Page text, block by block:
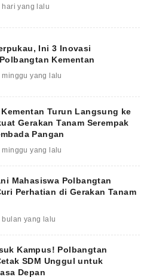
hari yang lalu
Ini 3 Inovasi
Kementan
minggu yang lalu
Turun Langsung ke
Gerakan Tanam Serempak
Pangan
minggu yang lalu
Mahasiswa Polbangtan
Perhatian di Gerakan Tanam
bulan yang lalu
Kampus! Polbangtan
SDM Unggul untuk
Depan